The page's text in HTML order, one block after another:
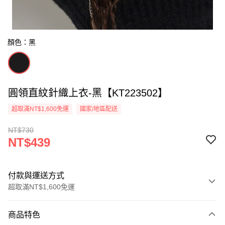
顏色：黑
圓領直紋針織上衣-黑【KT223502】
超取滿NT$1,600免運 國家/地區配送
NT$730
NT$439
付款與運送方式
超取滿NT$1,600免運
信用卡一次付款
商品特色